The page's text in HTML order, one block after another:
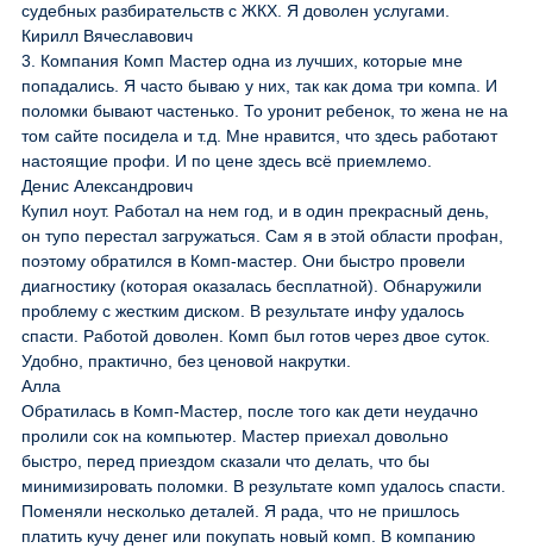
судебных разбирательств с ЖКХ. Я доволен услугами.
Кирилл Вячеславович
3. Компания Комп Мастер одна из лучших, которые мне
попадались. Я часто бываю у них, так как дома три компа. И
поломки бывают частенько. То уронит ребенок, то жена не на
том сайте посидела и т.д. Мне нравится, что здесь работают
настоящие профи. И по цене здесь всё приемлемо.
Денис Александрович
Купил ноут. Работал на нем год, и в один прекрасный день,
он тупо перестал загружаться. Сам я в этой области профан,
поэтому обратился в Комп-мастер. Они быстро провели
диагностику (которая оказалась бесплатной). Обнаружили
проблему с жестким диском. В результате инфу удалось
спасти. Работой доволен. Комп был готов через двое суток.
Удобно, практично, без ценовой накрутки.
Алла
Обратилась в Комп-Мастер, после того как дети неудачно
пролили сок на компьютер. Мастер приехал довольно
быстро, перед приездом сказали что делать, что бы
минимизировать поломки. В результате комп удалось спасти.
Поменяли несколько деталей. Я рада, что не пришлось
платить кучу денег или покупать новый комп. В компанию